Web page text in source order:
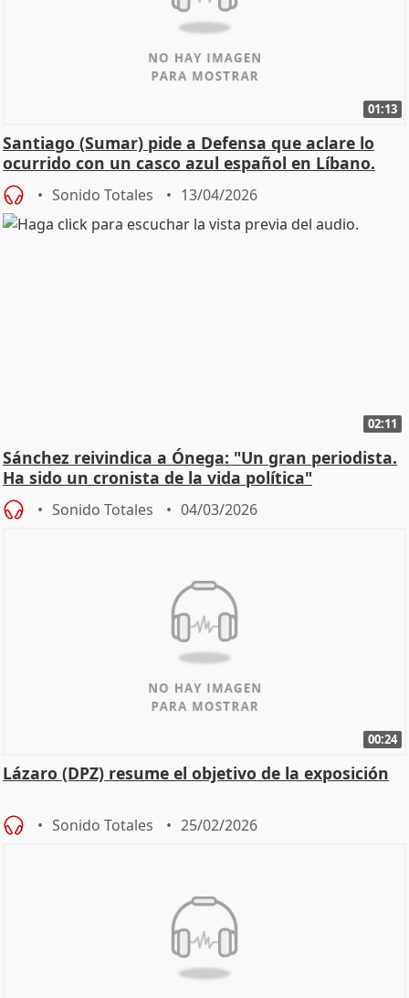
01:13
Santiago (Sumar) pide a Defensa que aclare lo
ocurrido con un casco azul español en Líbano.
Sonido Totales 13/04/2026
02:11
Sánchez reivindica a Ónega: "Un gran periodista.
Ha sido un cronista de la vida política"
Sonido Totales 04/03/2026
00:24
Lázaro (DPZ) resume el objetivo de la exposición
Sonido Totales 25/02/2026